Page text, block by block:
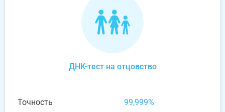
ДНК-тест на отцовство
Точность
99,999%